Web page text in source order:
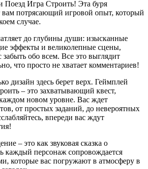
Поезд Игра Строить! Эта буря
вам потрясающий игровой опыт, который
случае.
до глубины души: изысканные
эффекты и великолепные сцены,
забыть обо всем. Все это выглядит
что просто не хватает комментариев!
дизайн здесь берет верх. Геймплей
– это захватывающий квест,
новом уровне. Вас ждет
от простых заданий, до невероятных
впереди вас ждут
– это как звуковая сказка о
каждый персонаж сопровождается
которые вас погружают в атмосферу в